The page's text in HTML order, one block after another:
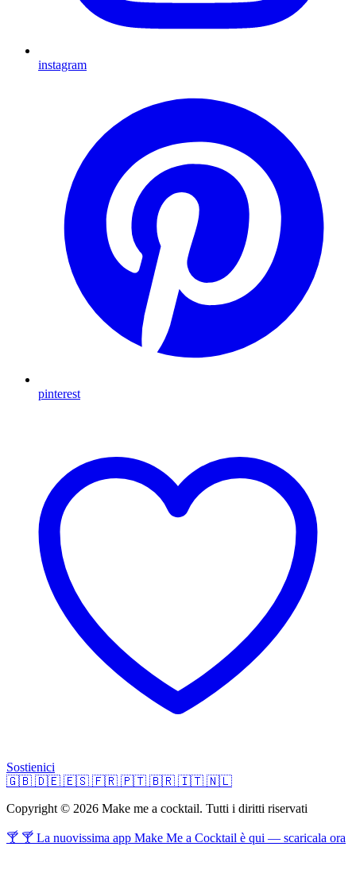
instagram
pinterest
Sostienici
🇬🇧 🇩🇪 🇪🇸 🇫🇷 🇵🇹 🇧🇷 🇮🇹 🇳🇱
Copyright © 2026 Make me a cocktail. Tutti i diritti riservati
🍸 🍸 La nuovissima app Make Me a Cocktail è qui — scaricala ora